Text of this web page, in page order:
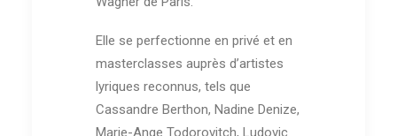
Elle se perfectionne en privé et en
masterclasses auprès d’artistes
lyriques reconnus, tels que
Cassandre Berthon, Nadine Denize,
Marie-Ange Todorovitch, Ludovic